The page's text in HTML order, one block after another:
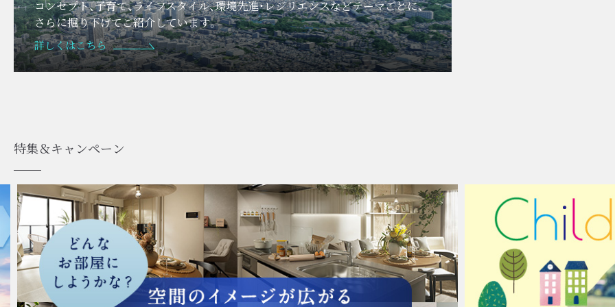
コンセプト、子育て、ライフスタイル、環境先進・レジリエンスなどテーマごとに、
さらに掘り下げてご紹介しています。
詳しくはこちら
特集＆キャンペーン